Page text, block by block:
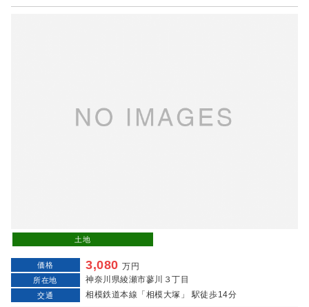
土地
価格 3,080万円
所在地 神奈川県綾瀬市蓼川３丁目
交通 相模鉄道本線「相模大塚」 駅徒歩14分